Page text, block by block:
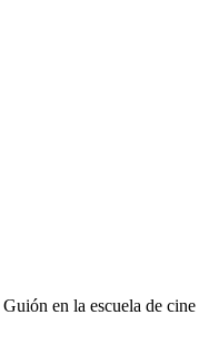
en la escuela de cine